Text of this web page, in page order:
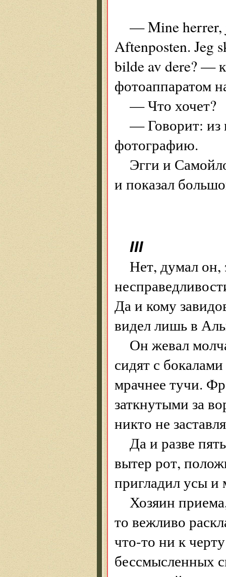
— Mine herrer,
Aftenposten. Jeg
bilde av dere? —
фотоаппаратом
— Что хочет?
— Говорит: из
фотографию.
Эгги и
и показал
III
Нет, думал он,
Да и кому
видел лишь в
Он жевал
сидят с
мрачнее тучи.
заткнутыми за
никто не
Да и разве
вытер рот,
пригладил усы и
Хозяин
то вежливо
что-то ни к
бессмысленных